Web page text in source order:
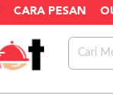
CARA PESAN